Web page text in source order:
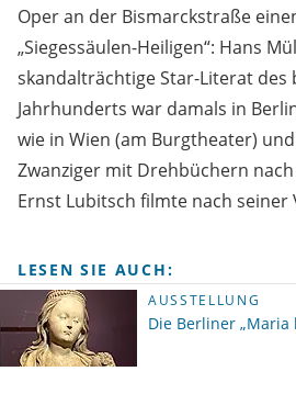
Oper an der Bismarckstraße
„Siegessäulen-Heiligen“: Hans
skandalträchtige Star-Literat des
Jahrhunderts war damals in
wie in Wien (am Burgtheater)
Zwanziger mit Drehbüchern
Ernst Lubitsch filmte nach seiner
LESEN SIE AUCH:
AUSSTELLUNG
Die Berliner „Maria